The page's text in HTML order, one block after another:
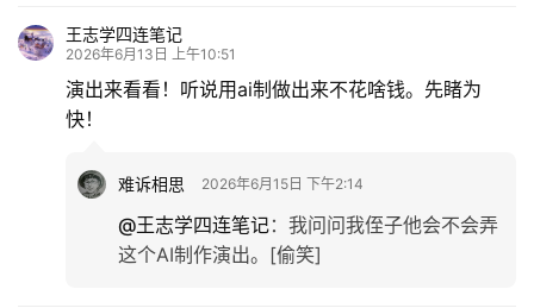
王志学四连笔记
2026年6月13日 上午10:51
演出来看看！听说用ai制做出来不花啥钱。先睹为
快！
难诉相思 2026年6月15日 下午2:14
@王志学四连笔记： 我问问我侄子他会不会弄
这个AI制作演出。[偷笑]